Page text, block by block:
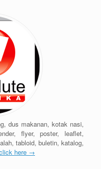
dus makanan, kotak nasi,
flyer, poster, leaflet,
tabloid, buletin, katalog,
here →